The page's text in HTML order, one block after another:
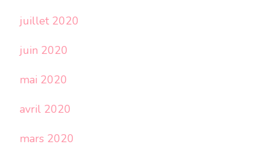
juillet 2020
juin 2020
mai 2020
avril 2020
mars 2020